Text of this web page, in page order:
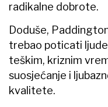
radikalne dobrote.
Doduše,
trebao poticati
teškim, kriznim
suosjećanje i
kvalitete.